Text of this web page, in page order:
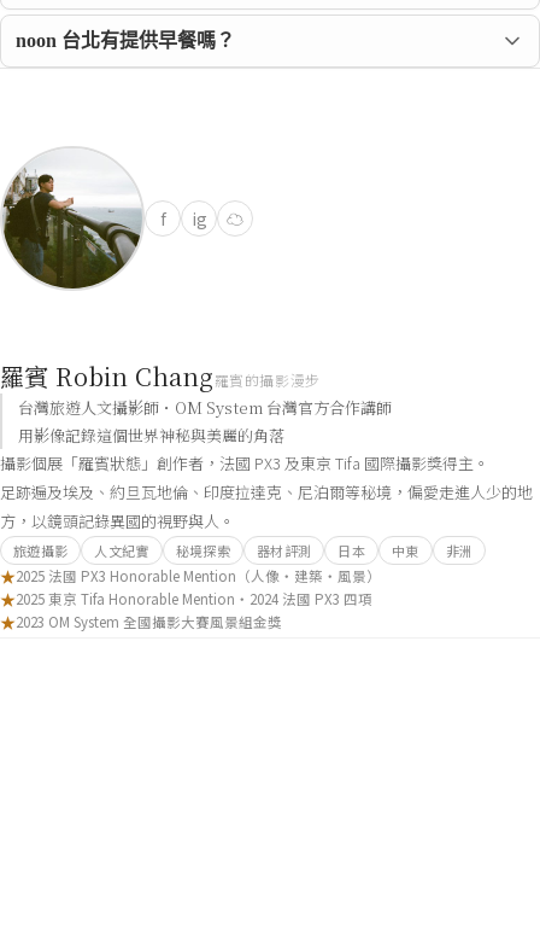
noon 台北有提供早餐嗎？
f ig ☁
羅賓 Robin Chang羅賓的攝影漫步
台灣旅遊人文攝影師・OM System 台灣官方合作講師
用影像記錄這個世界神秘與美麗的角落
攝影個展「羅賓狀態」創作者，法國 PX3 及東京 Tifa 國際攝影獎得主。
足跡遍及埃及、約旦瓦地倫、印度拉達克、尼泊爾等秘境，偏愛走進人少的地
方，以鏡頭記錄異國的視野與人。
旅遊攝影 人文紀實 秘境探索 器材評測 日本 中東 非洲
★2025 法國 PX3 Honorable Mention（人像・建築・風景）
★2025 東京 Tifa Honorable Mention・2024 法國 PX3 四項
★2023 OM System 全國攝影大賽風景組金獎